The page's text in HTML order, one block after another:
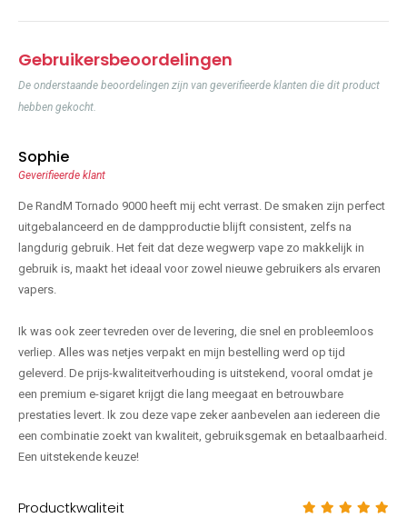
Gebruikersbeoordelingen
De onderstaande beoordelingen zijn van geverifieerde klanten die dit product
hebben gekocht.
Sophie
Geverifieerde klant
De RandM Tornado 9000 heeft mij echt verrast. De smaken zijn perfect
uitgebalanceerd en de dampproductie blijft consistent, zelfs na
langdurig gebruik. Het feit dat deze wegwerp vape zo makkelijk in
gebruik is, maakt het ideaal voor zowel nieuwe gebruikers als ervaren
vapers.
Ik was ook zeer tevreden over de levering, die snel en probleemloos
verliep. Alles was netjes verpakt en mijn bestelling werd op tijd
geleverd. De prijs-kwaliteitverhouding is uitstekend, vooral omdat je
een premium e-sigaret krijgt die lang meegaat en betrouwbare
prestaties levert. Ik zou deze vape zeker aanbevelen aan iedereen die
een combinatie zoekt van kwaliteit, gebruiksgemak en betaalbaarheid.
Een uitstekende keuze!
Productkwaliteit